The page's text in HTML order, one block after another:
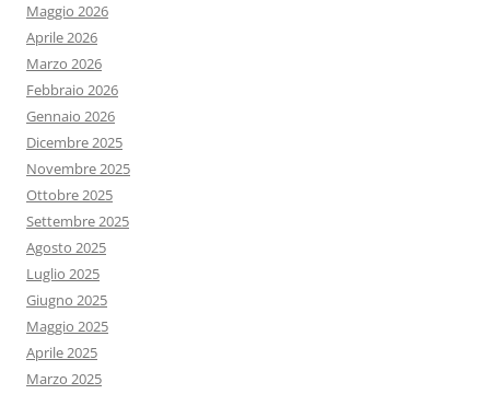
Maggio 2026
Aprile 2026
Marzo 2026
Febbraio 2026
Gennaio 2026
Dicembre 2025
Novembre 2025
Ottobre 2025
Settembre 2025
Agosto 2025
Luglio 2025
Giugno 2025
Maggio 2025
Aprile 2025
Marzo 2025